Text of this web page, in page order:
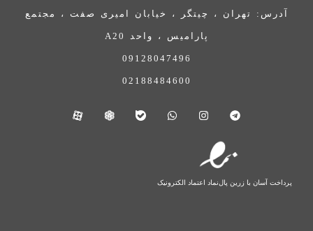
آدرس: تهران ، چیتگر ، خیابان امیری صفت ، مجتمع
پارامیس ، واحد A20
09128047496
02188484600
پرداخت آسان با زرین پالنماد اعتماد الکترونیک